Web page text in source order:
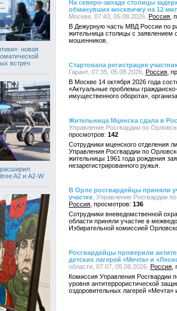
новая
встреч
A2 и A2-W
На северо-западе столицы
обманувших москвичку на 12
Москве, 07:43, 05.08.2026, Россия
В Дежурную часть МВД России по
жительница столицы с заявлением
мошенников.
Стартовала регистрация
Гарант, 07:35, 05.08.2026, Россия
В Москве 14 октября 2026 года
«Актуальные проблемы
имущественного оборота»,
Жительница Мценска сдала в
Управление Росгвардии по
142
Сотрудники мценского отделения
Управления Росгвардии по
жительницы 1961 года рождения
незарегистрированного ружья.
В Орле росгвардейцы приняли
участке , Управление Росгвардии
Россия
136
Сотрудники вневедомственной
области приняли участие в
Избирательной комиссией
Росгвардейцы проверили
детских лагерей «Мечта» и
области, 07:07, 05.08.2026, Россия
Комиссия Управления Росгвардии
уровня антитеррористической
оздоровительных лагерей «Мечта»